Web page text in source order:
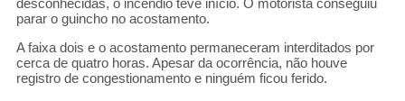
desconhecidas, o incêndio teve início. O motorista conseguiu
parar o guincho no acostamento.
A faixa dois e o acostamento permaneceram interditados por
cerca de quatro horas. Apesar da ocorrência, não houve
registro de congestionamento e ninguém ficou ferido.